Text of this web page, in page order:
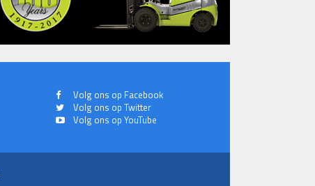
Volg ons op Facebook
Volg ons op Twitter
Volg ons op YouTube